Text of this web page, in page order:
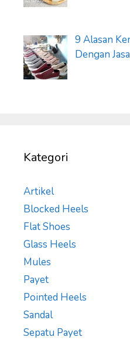
9 Alasan
Dengan
Kategori
Artikel
Blocked Heels
Flat Shoes
Glass Heels
Mules
Payet
Pointed Heels
Sandal
Sepatu Payet